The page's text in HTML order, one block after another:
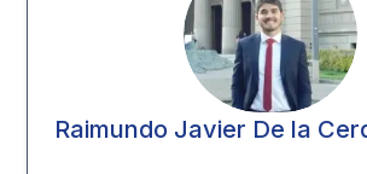
Raimundo Javier De la